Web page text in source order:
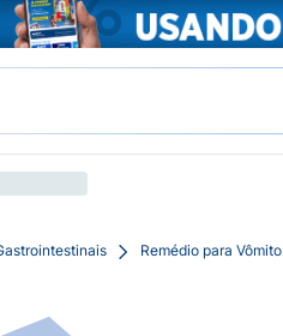
Remédio para Vômito